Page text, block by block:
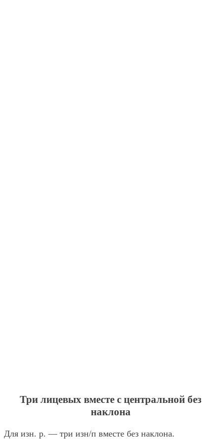
Три лицевых вместе с центральной без
наклона
Для изн. р. — три изн/п вместе без наклона.